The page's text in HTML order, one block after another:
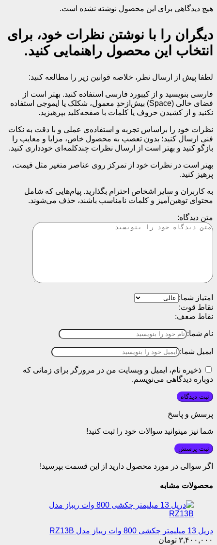
هیچ دیدگاهی برای این محصول نوشته نشده است.
دیگران را با نوشتن نظرات خود، برای
انتخاب این محصول راهنمایی کنید.
لطفا پیش از ارسال نظر، خلاصه قوانین زیر را مطالعه کنید:
فارسی بنویسید و از کیبورد فارسی استفاده کنید. بهتر است از
فضای خالی (Space) بیش‌از‌حدِ معمول، شکلک یا ایموجی استفاده
نکنید و از کشیدن حروف یا کلمات با صفحه‌کلید بپرهیزید.
نظرات خود را براساس تجربه و استفاده‌ی عملی و با دقت به نکات
فنی ارسال کنید؛ بدون تعصب به محصول خاص، مزایا و معایب را
بازگو کنید و بهتر است از ارسال نظرات چندکلمه‌‌ای خودداری کنید.
بهتر است در نظرات خود از تمرکز روی عناصر متغیر مثل قیمت،
پرهیز کنید.
به کاربران و سایر اشخاص احترام بگذارید. پیام‌هایی که شامل
محتوای توهین‌آمیز و کلمات نامناسب باشند، حذف می‌شوند.
متن دیدگاه:
امتیاز شما:
نقاط قوت:
نقاط ضعف:
نام شما:
ایمیل شما:
ذخیره نام، ایمیل و وبسایت من در مرورگر برای زمانی که
دوباره دیدگاهی می‌نویسم.
پرسش و پاسخ
شما نیز میتوانید سوالات خود را ثبت کنید!
ثبت پرسش
اگر سوالی در مورد محصول دارید از این قسمت بپرسید!
محصولات مشابه
دریل 13 میلیمتر چکشی 800 وات ریباز مدل RZ13B
۳,۴۰۰,۰۰۰ تومان